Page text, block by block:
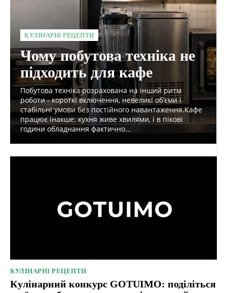
КУЛІНАРНІ РЕЦЕПТИ
Чому побутова техніка не
підходить для кафе
Побутова техніка розрахована на інший ритм
роботи - короткі включення, невеликі об’єми і
стабільні умови без постійного навантаження.Кафе
працює інакше: кухня живе хвилями, і в пікові
години обладнання фактично...
КУЛІНАРНІ РЕЦЕПТИ
Кулінарний конкурс GOTUIMO: поділіться